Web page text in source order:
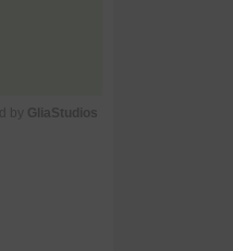
by GliaStudios